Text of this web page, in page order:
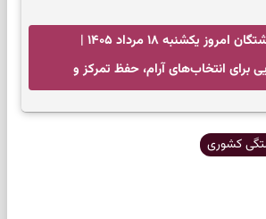
فال فرشتگان امروز یکشنبه ۱۸ مرداد ۱۴۰۵ |
برای انتخاب‌های آرام، حفظ تمرکز و
کشوری